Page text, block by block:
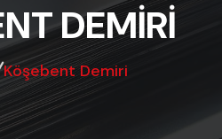
DEMIRI
Köşebent Demiri